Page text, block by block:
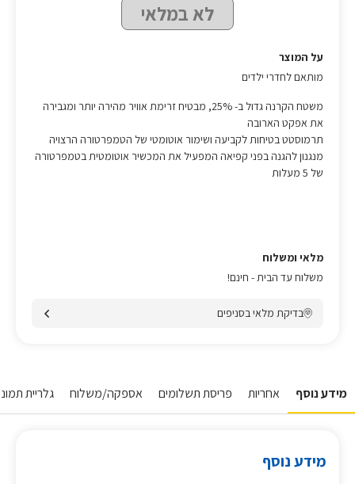
לא במלאי
על המוצר
מותאם לחדרי ילדים
משטח הקרנה גדול ב- 25%, מבטיח זרימת אוויר מהירה יותר ומגבירה
את אפקט הארובה
תרמוסטט בטיחות לקביעה ושימור אוטומטי של הטמפרטורה הרצויה
מנגנון להגנה בפני קפיאה המפעיל את המכשיר אוטומטית בטמפרטורה
של 5 מעלות
מלאי ומשלוח
משלוח עד הבית - חינם!
בדיקת מלאי בסניפים
מידע נוסף אחריות פריסת תשלומים אספקה/משלוח גלריית
מידע נוסף